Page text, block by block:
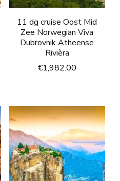
11 dg cruise Oost Mid
Zee Norwegian Viva
Dubrovnik Atheense
Rivièra
€1,982.00